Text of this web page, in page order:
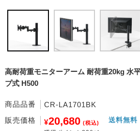
高耐荷重モニターアーム 耐荷重20kg 水
プ式 H500
商品品番
CR-LA1701BK
販売価格
¥20,680 (税込) 送料無料